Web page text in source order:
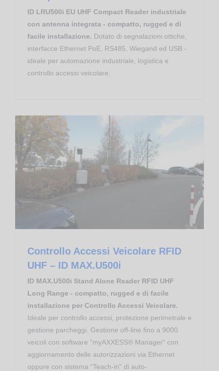
ID LRU500i EU UHF Compact Reader industriale
con antenna integrata - compatto, rugged e di
facile installazione. Dotato di segnalazioni ottiche,
interfacce Ethernet PoE, RS485, Wiegand ed USB -
ideale per automazione industriale, logistica e
controllo accessi veicolare.
Controllo Accessi Veicolare RFID
UHF – ID MAX.U500i
ID MAX.U500i Stand Alone Reader RFID UHF
Long Range - compatto, rugged e di facile
installazione per Controllo Accessi Veicolare.
Ideale per controllo accessi, protezione perimetrale e
gestione parcheggi. Gestione off-line fino a 9000
veicoli con software “myAXXESS® Manager“ con
aggiornamento delle autorizzazioni via Ethernet
oppure con sistema “Teach-in” di auto-